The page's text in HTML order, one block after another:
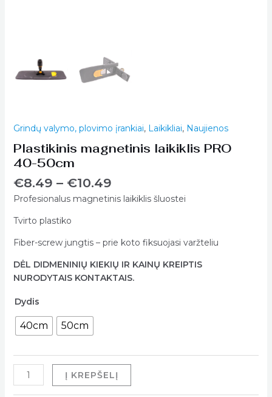
Grindų valymo, plovimo įrankiai, Laikikliai, Naujienos
Plastikinis magnetinis laikiklis PRO
40-50cm
€8.49 – €10.49
Profesionalus magnetinis laikiklis šluostei
Tvirto plastiko
Fiber-screw jungtis – prie koto fiksuojasi varžteliu
DĖL DIDMENINIŲ KIEKIŲ IR KAINŲ KREIPTIS
NURODYTAIS KONTAKTAIS.
Dydis
40cm 50cm
Į KREPŠELĮ